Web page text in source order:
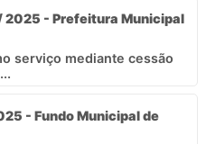
2025 - Prefeitura Municipal
serviço mediante cessão
- Fundo Municipal de